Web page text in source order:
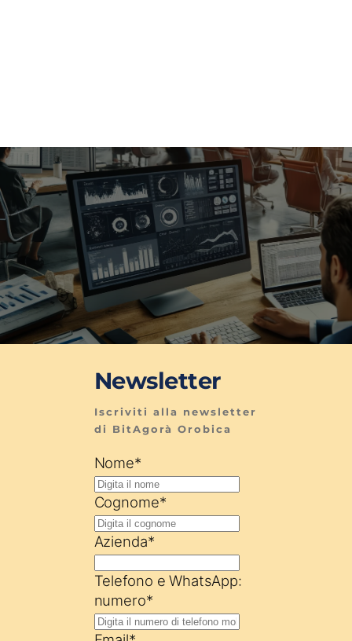
Newsletter
Iscriviti alla newsletter
di BitAgorà Orobica
Nome*
Cognome*
Azienda*
Telefono e WhatsApp:
numero*